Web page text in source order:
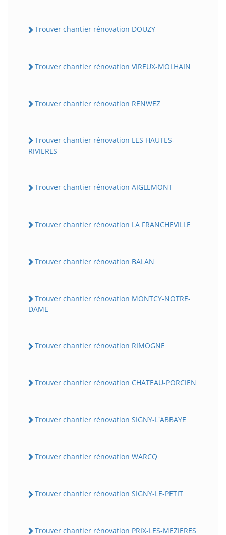
Trouver chantier rénovation DOUZY
Trouver chantier rénovation VIREUX-MOLHAIN
Trouver chantier rénovation RENWEZ
Trouver chantier rénovation LES HAUTES-
RIVIERES
Trouver chantier rénovation AIGLEMONT
Trouver chantier rénovation LA FRANCHEVILLE
Trouver chantier rénovation BALAN
Trouver chantier rénovation MONTCY-NOTRE-
DAME
Trouver chantier rénovation RIMOGNE
Trouver chantier rénovation CHATEAU-PORCIEN
Trouver chantier rénovation SIGNY-L'ABBAYE
Trouver chantier rénovation WARCQ
Trouver chantier rénovation SIGNY-LE-PETIT
Trouver chantier rénovation PRIX-LES-MEZIERES